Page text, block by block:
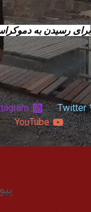
برای رسیدن به
Twitter
YouTube